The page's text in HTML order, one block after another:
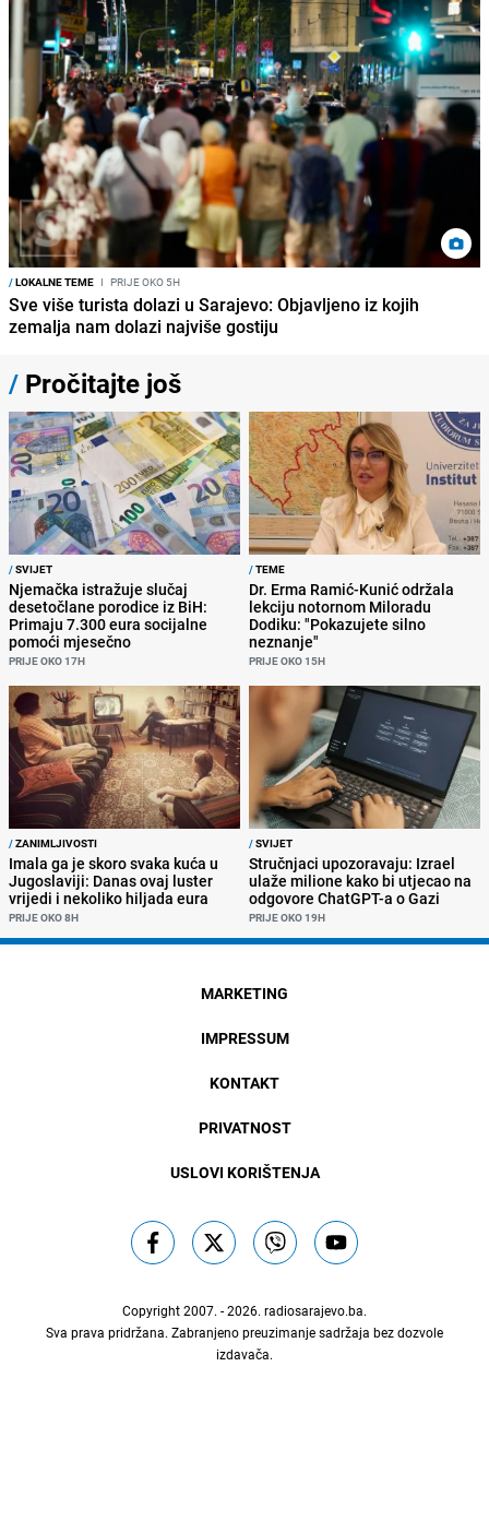
/LOKALNE TEME I PRIJE OKO 5H
Sve više turista dolazi u Sarajevo: Objavljeno iz kojih
zemalja nam dolazi najviše gostiju
/ Pročitajte još
/SVIJET
Njemačka istražuje slučaj
desetočlane porodice iz BiH:
Primaju 7.300 eura socijalne
pomoći mjesečno
PRIJE OKO 17H
/TEME
Dr. Erma Ramić-Kunić održala
lekciju notornom Miloradu
Dodiku: "Pokazujete silno
neznanje"
PRIJE OKO 15H
/ZANIMLJIVOSTI
Imala ga je skoro svaka kuća u
Jugoslaviji: Danas ovaj luster
vrijedi i nekoliko hiljada eura
PRIJE OKO 8H
/SVIJET
Stručnjaci upozoravaju: Izrael
ulaže milione kako bi utjecao na
odgovore ChatGPT-a o Gazi
PRIJE OKO 19H
MARKETING
IMPRESSUM
KONTAKT
PRIVATNOST
USLOVI KORIŠTENJA
Copyright 2007. - 2026. radiosarajevo.ba.
Sva prava pridržana. Zabranjeno preuzimanje sadržaja bez dozvole
izdavača.